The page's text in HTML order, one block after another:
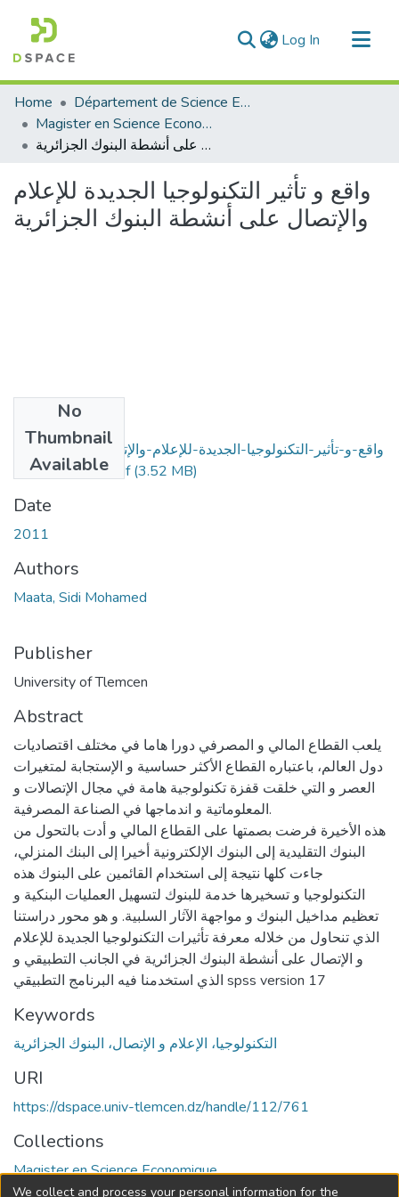
Log In (current)
Communities & Collections
All of DSpace
Statistics
Home
Département de Science Economique
Magister en Science Economique
واقع و تأثير التكنولوجيا الجديدة للإعلام والإتصال على أنشطة البنوك الجزائرية
واقع و تأثير التكنولوجيا الجديدة للإعلام
والإتصال على أنشطة البنوك الجزائرية
No
Thumbnail
Available
واقع-و-تأثير-التكنولوجيا-الجديدة-للإعلام-والإتصال-على-أنشطة-
البنوك-الجزائرية.pdf(3.52 MB)
Date
2011
Authors
Maata, Sidi Mohamed
Publisher
University of Tlemcen
Abstract
يلعب القطاع المالي و المصرفي دورا هاما في مختلف اقتصاديات
دول العالم، باعتباره القطاع الأكثر حساسية و الإستجابة لمتغيرات
العصر و التي خلقت قفزة تكنولوجية هامة في مجال الإتصالات و
المعلوماتية و اندماجها في الصناعة المصرفية.
هذه الأخيرة فرضت بصمتها على القطاع المالي و أدت بالتحول من
البنوك التقليدية إلى البنوك الإلكترونية أخيرا إلى البنك المنزلي،
جاءت كلها نتيجة إلى استخدام القائمين على البنوك هذه
التكنولوجيا و تسخيرها خدمة للبنوك لتسهيل العمليات البنكية و
تعظيم مداخيل البنوك و مواجهة الآثار السلبية. و هو محور دراستنا
الذي تنحاول من خلاله معرفة تأثيرات التكنولوجيا الجديدة للإعلام
و الإتصال على أنشطة البنوك الجزائرية في الجانب التطبيقي و
الذي استخدمنا فيه البرنامج التطبيقي spss version 17
Keywords
التكنولوجيا، الإعلام و الإتصال، البنوك الجزائرية
URI
https://dspace.univ-tlemcen.dz/handle/112/761
Collections
Magister en Science Economique
We collect and process your personal information for the